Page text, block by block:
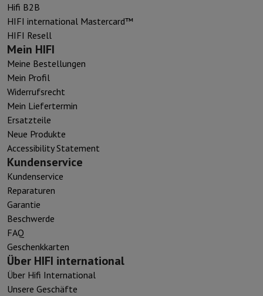
Hifi B2B
HIFI international Mastercard™
HIFI Resell
Mein HIFI
Meine Bestellungen
Mein Profil
Widerrufsrecht
Mein Liefertermin
Ersatzteile
Neue Produkte
Accessibility Statement
Kundenservice
Kundenservice
Reparaturen
Garantie
Beschwerde
FAQ
Geschenkkarten
Über HIFI international
Über Hifi International
Unsere Geschäfte